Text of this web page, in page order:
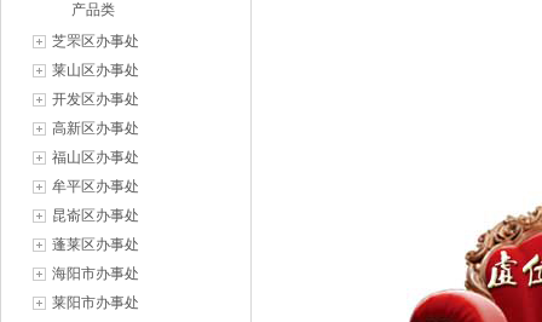
产品类
芝罘区办事处
莱山区办事处
开发区办事处
高新区办事处
福山区办事处
牟平区办事处
昆嵛区办事处
蓬莱区办事处
海阳市办事处
莱阳市办事处